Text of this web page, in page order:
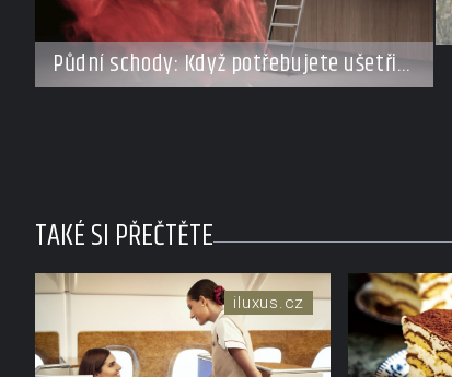
Půdní schody: Když potřebujete ušetřit
místo, ale nechcete dělat kompromisy
TAKÉ SI PŘEČTĚTE
iluxus.cz